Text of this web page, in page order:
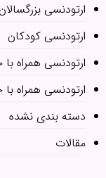
ارتودنسی
ارتودنسی کودکان
ارتودنسی همراه
ارتودنسی همراه
دسته بندی نشده
مقالات